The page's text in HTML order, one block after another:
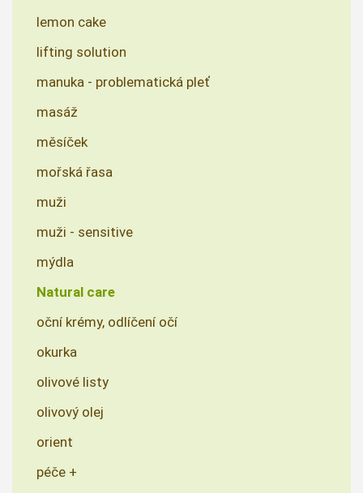
lemon cake
lifting solution
manuka - problematická pleť
masáž
měsíček
mořská řasa
muži
muži - sensitive
mýdla
Natural care
oční krémy, odlíčení očí
okurka
olivové listy
olivový olej
orient
péče +